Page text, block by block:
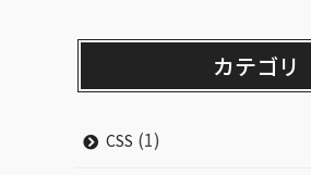
カテゴリ
CSS (1)